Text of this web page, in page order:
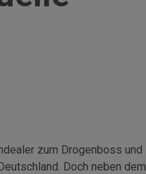
zum Drogenboss und
Doch neben dem